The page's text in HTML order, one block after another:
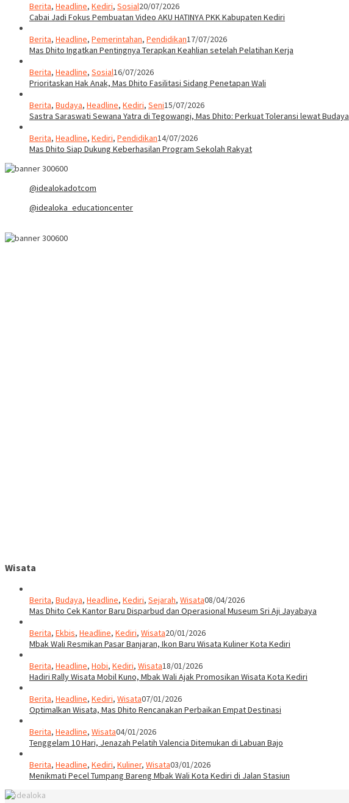
Berita, Headline, Kediri, Sosial20/07/2026
Cabai Jadi Fokus Pembuatan Video AKU HATINYA PKK Kabupaten Kediri
Berita, Headline, Pemerintahan, Pendidikan17/07/2026
Mas Dhito Ingatkan Pentingnya Terapkan Keahlian setelah Pelatihan Kerja
Berita, Headline, Sosial16/07/2026
Prioritaskan Hak Anak, Mas Dhito Fasilitasi Sidang Penetapan Wali
Berita, Budaya, Headline, Kediri, Seni15/07/2026
Sastra Saraswati Sewana Yatra di Tegowangi, Mas Dhito: Perkuat Toleransi lewat Budaya
Berita, Headline, Kediri, Pendidikan14/07/2026
Mas Dhito Siap Dukung Keberhasilan Program Sekolah Rakyat
@idealokadotcom
@idealoka_educationcenter
Wisata
Berita, Budaya, Headline, Kediri, Sejarah, Wisata08/04/2026
Mas Dhito Cek Kantor Baru Disparbud dan Operasional Museum Sri Aji Jayabaya
Berita, Ekbis, Headline, Kediri, Wisata20/01/2026
Mbak Wali Resmikan Pasar Banjaran, Ikon Baru Wisata Kuliner Kota Kediri
Berita, Headline, Hobi, Kediri, Wisata18/01/2026
Hadiri Rally Wisata Mobil Kuno, Mbak Wali Ajak Promosikan Wisata Kota Kediri
Berita, Headline, Kediri, Wisata07/01/2026
Optimalkan Wisata, Mas Dhito Rencanakan Perbaikan Empat Destinasi
Berita, Headline, Wisata04/01/2026
Tenggelam 10 Hari, Jenazah Pelatih Valencia Ditemukan di Labuan Bajo
Berita, Headline, Kediri, Kuliner, Wisata03/01/2026
Menikmati Pecel Tumpang Bareng Mbak Wali Kota Kediri di Jalan Stasiun